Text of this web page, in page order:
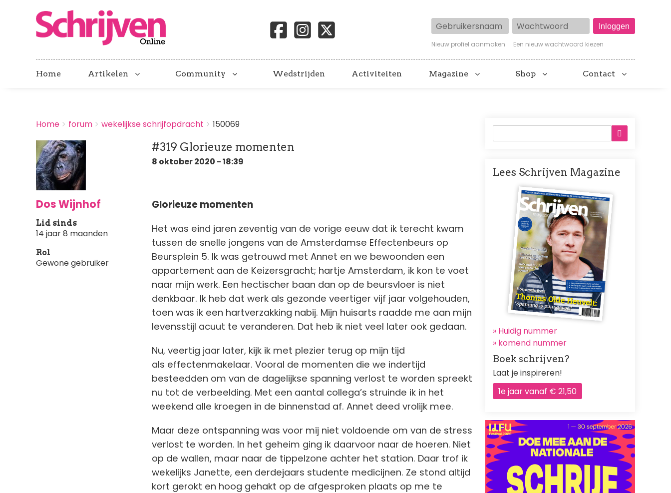
Gebruikersnaam Wachtwoord
Nieuw profiel aanmaken Een nieuw wachtwoord kiezen
Home Artikelen Community Wedstrijden Activiteiten Magazine Shop Contact
BREADCRUMBS
You
here:
Home forum wekelijkse schrijfopdracht 150069
Dos Wijnhof
Lid sinds
14 jaar 8 maanden
Rol
Gewone gebruiker
#319 Glorieuze momenten
8 oktober 2020 - 18:39
Glorieuze momenten
Het was eind jaren zeventig van de vorige eeuw dat ik terecht kwam
tussen de snelle jongens van de Amsterdamse Effectenbeurs op
Beursplein 5. Ik was getrouwd met Annet en we bewoonden een
appartement aan de Keizersgracht; hartje Amsterdam, ik kon te voet
naar mijn werk. Een hectischer baan dan op de beursvloer is niet
denkbaar. Ik heb dat werk als gezonde veertiger vijf jaar volgehouden,
toen was ik een hartverzakking nabij. Mijn huisarts raadde me aan mijn
levensstijl acuut te veranderen. Dat heb ik niet veel later ook gedaan.
Nu, veertig jaar later, kijk ik met plezier terug op mijn tijd
als effectenmakelaar. Vooral de momenten die we indertijd
besteedden om van de dagelijkse spanning verlost te worden spreekt
nu tot de verbeelding. Met een aantal collega’s struinde ik in het
weekend alle kroegen in de binnenstad af. Annet deed vrolijk mee.
Maar deze ontspanning was voor mij niet voldoende om van de stress
verlost te worden. In het geheim ging ik daarvoor naar de hoeren. Niet
op de wallen, maar naar de tippelzone achter het station. Daar trof ik
wekelijks Janette, een derdejaars studente medicijnen. Ze stond altijd
kort gerokt en hoog gehakt op de afgesproken plaats op me te
Lees Schrijven Magazine
Afbeelding
» Huidig nummer
» komend nummer
Boek schrijven?
Laat je inspireren!
1e jaar vanaf € 21,50